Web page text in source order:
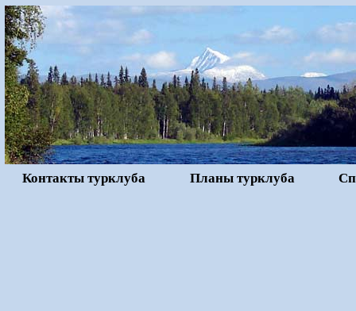
Контакты турклуба Планы турклуба